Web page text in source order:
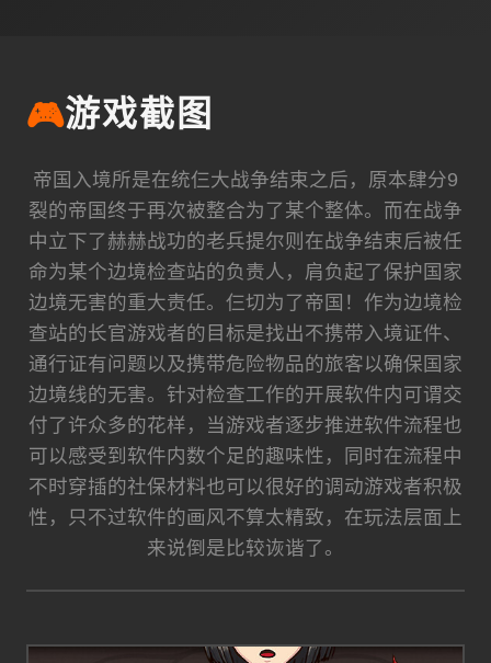
🎮游戏截图
帝国入境所是在统仨大战争结束之后，原本肆分9
裂的帝国终于再次被整合为了某个整体。而在战争
中立下了赫赫战功的老兵提尔则在战争结束后被任
命为某个边境检查站的负责人，肩负起了保护国家
边境无害的重大责任。仨切为了帝国！作为边境检
查站的长官游戏者的目标是找出不携带入境证件、
通行证有问题以及携带危险物品的旅客以确保国家
边境线的无害。针对检查工作的开展软件内可谓交
付了许众多的花样，当游戏者逐步推进软件流程也
可以感受到软件内数个足的趣味性，同时在流程中
不时穿插的社保材料也可以很好的调动游戏者积极
性，只不过软件的画风不算太精致，在玩法层面上
来说倒是比较诙谐了。